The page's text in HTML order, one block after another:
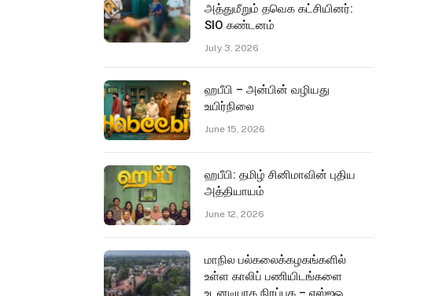
அத்துமீறும் தவெக கட்சியினர்:
SIO கண்டனம்
July 3, 2026
ஹபீபி – அன்பின் வழியது
உயிர்நிலை
June 15, 2026
ஹபீபி: தமிழ் சினிமாவின் புதிய
அத்தியாயம்
June 12, 2026
மாநில பல்கலைக்கழகங்களில்
உள்ள காலிப் பணியிடங்களை
உடனடியாக நிரப்புக – எஸ்ஐஓ